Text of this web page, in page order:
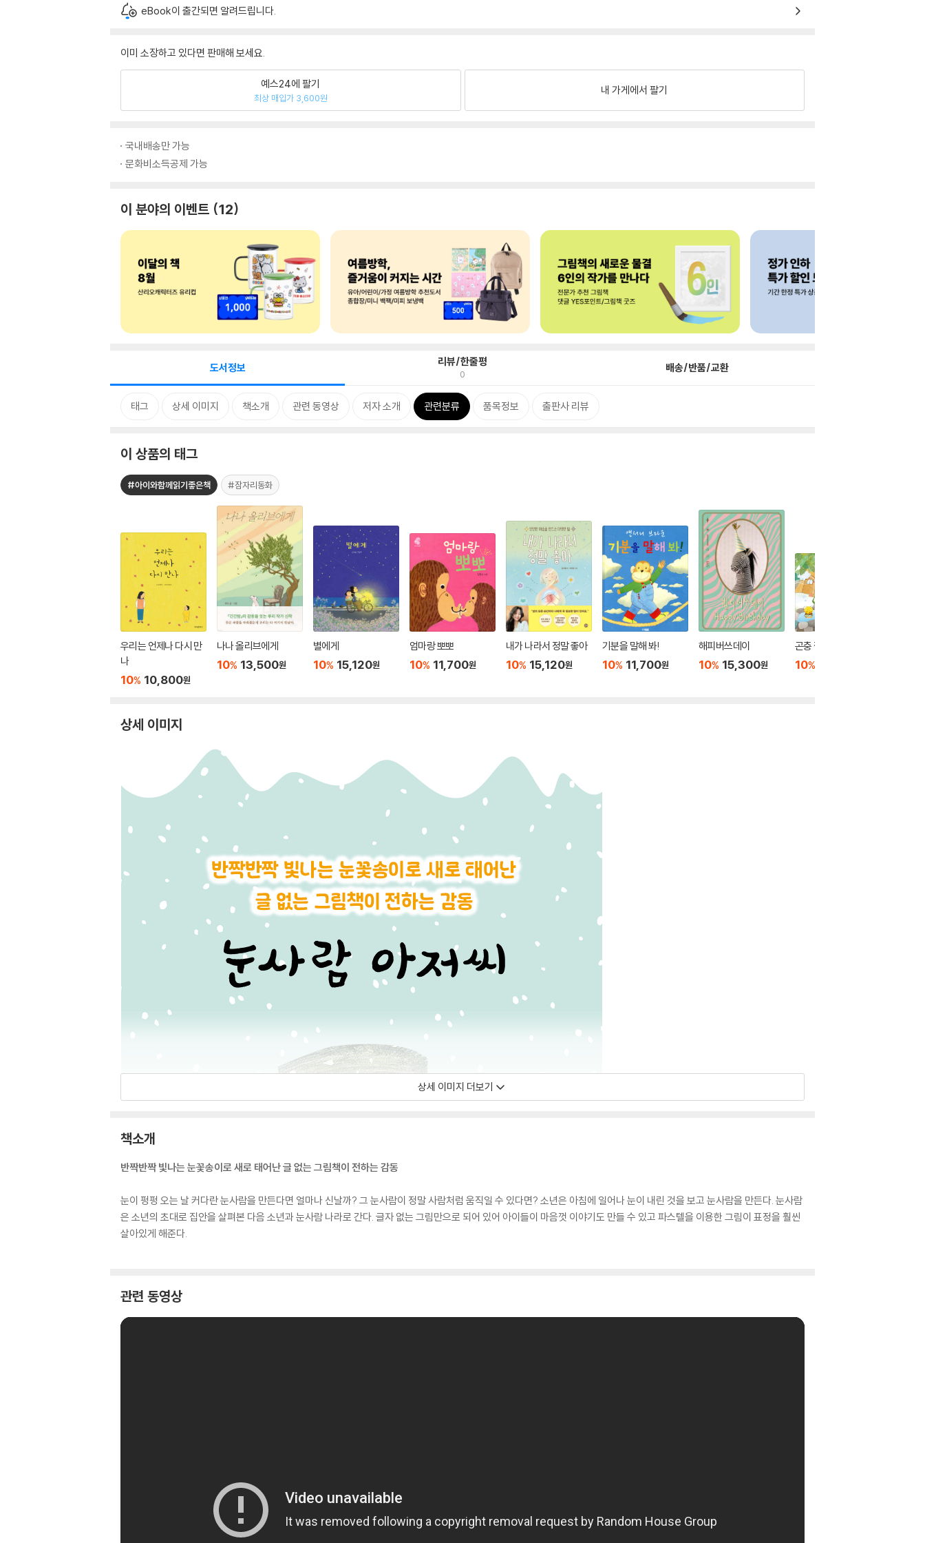
eBook이 출간되면 알려드립니다.
이미 소장하고 있다면 판매해 보세요.
예스24에 팔기
최상 매입가 3,600원
내 가게에서 팔기
국내배송만 가능
문화비소득공제 가능
이 분야의 이벤트 12
도서정보 리뷰/한줄평
0 배송/반품/교환
태그 상세 이미지 책소개 관련 동영상 저자 소개 관련분류 품목정보 출판사 리뷰
이 상품의 태그
#아이와함께읽기좋은책 #잠자리동화
우리는 언제나 다시 만
나
10% 10,800원
나나 올리브에게
10% 13,500원
별에게
10% 15,120원
엄마랑 뽀뽀
10% 11,700원
내가 나라서 정말 좋아
10% 15,120원
기분을 말해 봐!
10% 11,700원
해피버쓰데이
10% 15,300원
곤충 찜질방
10%
상세 이미지
상세 이미지 더보기
책소개
반짝반짝 빛나는 눈꽃송이로 새로 태어난 글 없는 그림책이 전하는 감동
눈이 펑펑 오는 날 커다란 눈사람을 만든다면 얼마나 신날까? 그 눈사람이 정말 사람처럼 움직일 수 있다면? 소년은 아침에 일어나 눈이 내린 것을 보고 눈사람을 만든다. 눈사람
은 소년의 초대로 집안을 살펴본 다음 소년과 눈사람 나라로 간다. 글자 없는 그림만으로 되어 있어 아이들이 마음껏 이야기도 만들 수 있고 파스텔을 이용한 그림이 표정을 훨씬
살아있게 해준다.
관련 동영상